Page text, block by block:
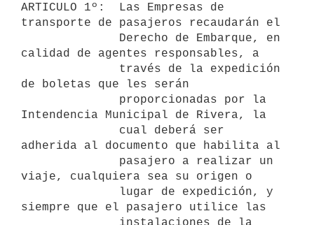
ARTICULO 1º:  Las Empresas de
transporte de pasajeros recaudarán el
calidad de agentes responsables, a
de boletas que les serán
Intendencia Municipal de Rivera, la
adherida al documento que habilita al
viaje, cualquiera sea su origen o
siempre que el pasajero utilice las